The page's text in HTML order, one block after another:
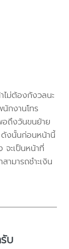
ไม่ต้องกังวลนะ
กงานโทร
อถึงวันขนย้าย
งนั้นก่อนหน้านี้
จะเป็นหน้าที่
ามารถชำะเงิน
บ